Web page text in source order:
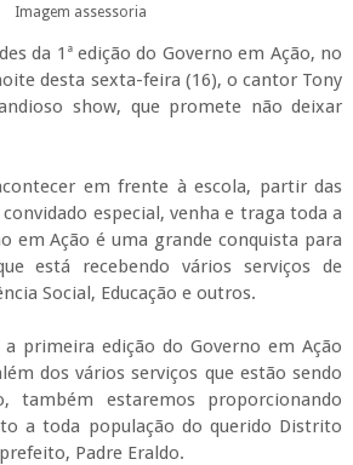
Imagem assessoria
da 1ª edição do Governo em Ação, no
desta sexta-feira (16), o cantor Tony
show, que promete não deixar
em frente à escola, partir das
especial, venha e traga toda a
em Ação é uma grande conquista para
está recebendo vários serviços de
Social, Educação e outros.
a primeira edição do Governo em Ação
dos vários serviços que estão sendo
também estaremos proporcionando
a toda população do querido Distrito
Padre Eraldo.